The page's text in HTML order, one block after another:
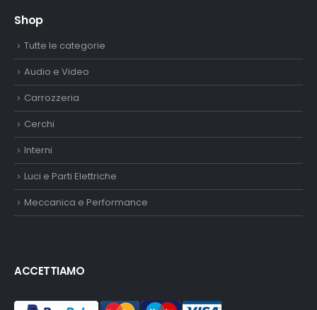
Shop
Tutte le categorie
Audio e Video
Carrozzeria
Cerchi
Interni
Luci e Parti Elettriche
Meccanica e Performance
ACCETTIAMO